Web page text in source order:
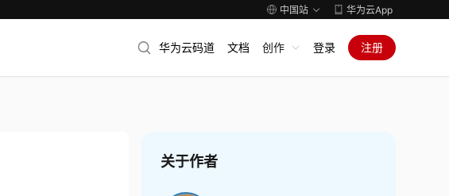
中国站 华为云App
华为云码道 文档 创作 登录 注册
关于作者